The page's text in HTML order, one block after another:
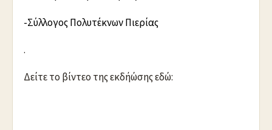
-Σύλλογος Πολυτέκνων Πιερίας
.
Δείτε το βίντεο της εκδήώσης εδώ: